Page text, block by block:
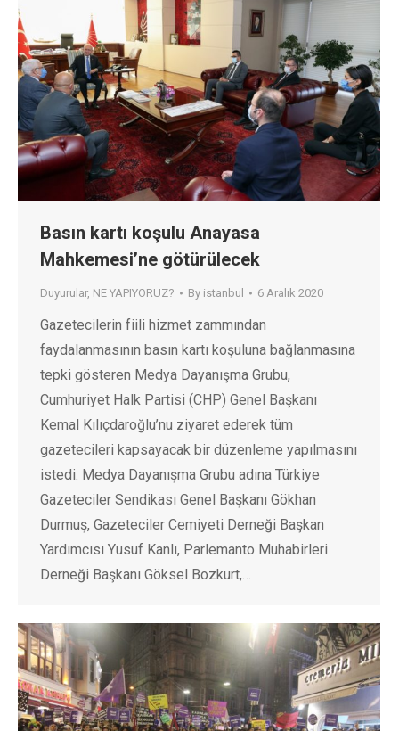
Basın kartı koşulu Anayasa
Mahkemesi’ne götürülecek
Duyurular, NE YAPIYORUZ? By istanbul 6 Aralık 2020
Gazetecilerin fiili hizmet zammından
faydalanmasının basın kartı koşuluna bağlanmasına
tepki gösteren Medya Dayanışma Grubu,
Cumhuriyet Halk Partisi (CHP) Genel Başkanı
Kemal Kılıçdaroğlu’nu ziyaret ederek tüm
gazetecileri kapsayacak bir düzenleme yapılmasını
istedi. Medya Dayanışma Grubu adına Türkiye
Gazeteciler Sendikası Genel Başkanı Gökhan
Durmuş, Gazeteciler Cemiyeti Derneği Başkan
Yardımcısı Yusuf Kanlı, Parlemanto Muhabirleri
Derneği Başkanı Göksel Bozkurt,…